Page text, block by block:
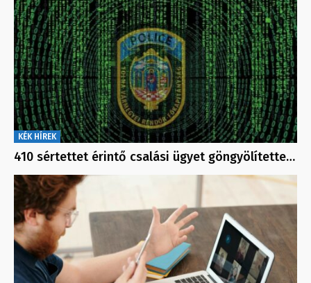
KÉK HÍREK
410 sértettet érintő csalási ügyet göngyölítette…